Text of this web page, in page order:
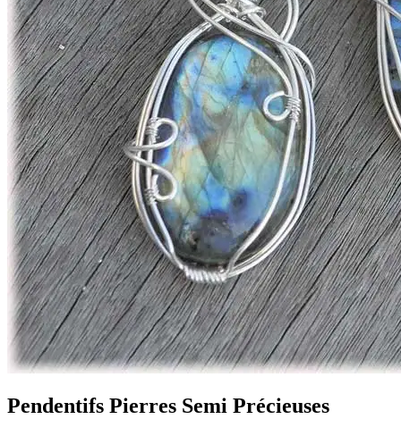
Pendentifs Pierres Semi Précieuses